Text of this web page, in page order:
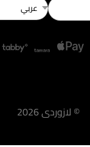
عربي
© لازوردى2026